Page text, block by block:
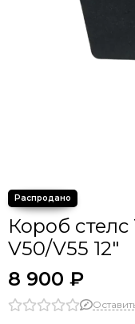
Короб
V50/V55 12"
8 900 ₽